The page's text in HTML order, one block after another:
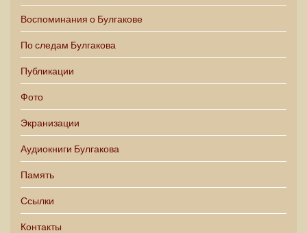
Воспоминания о Булгакове
По следам Булгакова
Публикации
Фото
Экранизации
Аудиокниги Булгакова
Память
Ссылки
Контакты